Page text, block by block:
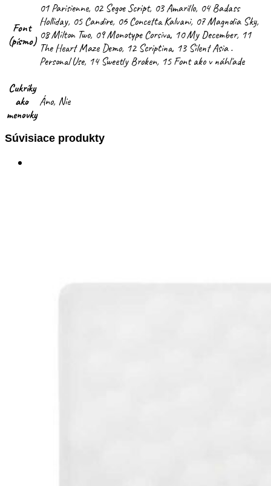
Font
(písmo)
01 Parisienne, 02 Segoe Script, 03 Amarillo, 04 Badass
Holliday, 05 Candire, 06 Concetta Kalvani, 07 Magnolia Sky,
08 Milton Two, 09 Monotype Corsiva, 10 My December, 11
The Heart Maze Demo, 12 Scriptina, 13 Silent Asia .
Personal Use, 14 Sweetly Broken, 15 Font ako v náhľade
Cukríky
ako
menovky
Áno, Nie
Súvisiace produkty